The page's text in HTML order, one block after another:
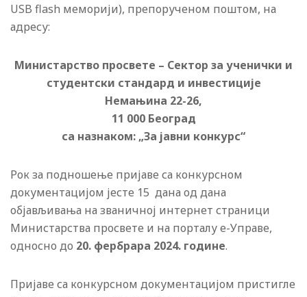
USB flash меморији), препорученом поштом, на
адресу:
Министарство просвете – Сектор за ученички и
студентски стандард и инвестиције
Немањина 22-26,
11 000 Београд
са назнаком: „За јавни конкурс“
Рок за подношење пријаве са конкурсном
документацијом јесте 15 дана од дана
објављивања на званичној интернет страници
Министарства просвете и на порталу е-Управе,
односно до 20. фербрара 2024. године.
Пријаве са конкурсном документацијом пристигле